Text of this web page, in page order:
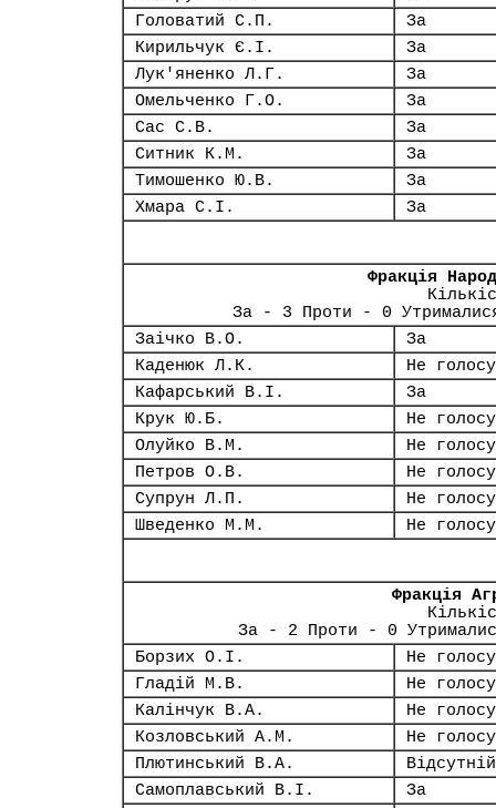
Головатий С.П.
За
Кирильчук Є.І.
За
Лук'яненко Л.Г.
За
Омельченко Г.О.
За
Сас С.В.
За
Ситник К.М.
За
Тимошенко Ю.В.
За
Хмара С.І.
За
Фракція
За - 3 Проти - 0
Заічко В.О.
За
Каденюк Л.К.
Не
Кафарський В.І.
За
Крук Ю.Б.
Не
Олуйко В.М.
Не
Петров О.В.
Не
Супрун Л.П.
Не
Шведенко М.М.
Не
Фракція
За - 2 Проти - 0
Борзих О.І.
Не
Гладій М.В.
Не
Калінчук В.А.
Не
Козловський А.М.
Не
Плютинський В.А.
Відсутній
Самоплавський В.І.
За